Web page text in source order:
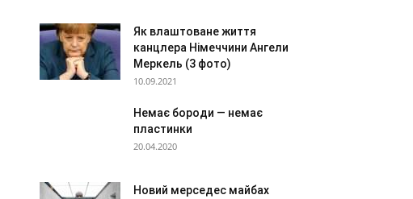
Як влаштоване життя
канцлера Німеччини Ангели
Меркель (3 фото)
10.09.2021
Немає бороди — немає
пластинки
20.04.2020
Новий мерседес майбах